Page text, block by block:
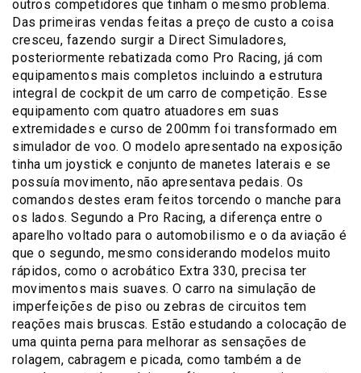
outros competidores que tinham o mesmo problema.
Das primeiras vendas feitas a preço de custo a coisa
cresceu, fazendo surgir a Direct Simuladores,
posteriormente rebatizada como Pro Racing, já com
equipamentos mais completos incluindo a estrutura
integral de cockpit de um carro de competição. Esse
equipamento com quatro atuadores em suas
extremidades e curso de 200mm foi transformado em
simulador de voo. O modelo apresentado na exposição
tinha um joystick e conjunto de manetes laterais e se
possuía movimento, não apresentava pedais. Os
comandos destes eram feitos torcendo o manche para
os lados. Segundo a Pro Racing, a diferença entre o
aparelho voltado para o automobilismo e o da aviação é
que o segundo, mesmo considerando modelos muito
rápidos, como o acrobático Extra 330, precisa ter
movimentos mais suaves. O carro na simulação de
imperfeições de piso ou zebras de circuitos tem
reações mais bruscas. Estão estudando a colocação de
uma quinta perna para melhorar as sensações de
rolagem, cabragem e picada, como também a de